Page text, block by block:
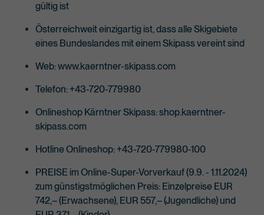
gültig ist
Österreichweit einzigartig ist, dass alle Skigebiete
eines Bundeslandes mit einem Skipass vereint sind
Web: www.kaerntner-skipass.com
Telefon: +43-720-779980
Onlineshop Kärntner Skipass: shop.kaerntner-
skipass.com
Hotline Onlineshop: +43-720-779980-100
PREISE im Online-Super-Vorverkauf (9.9. - 1.11.2024)
zum günstigstmöglichen Preis: Einzelpreise EUR
742,– (Erwachsene), EUR 557,– (Jugendliche) und